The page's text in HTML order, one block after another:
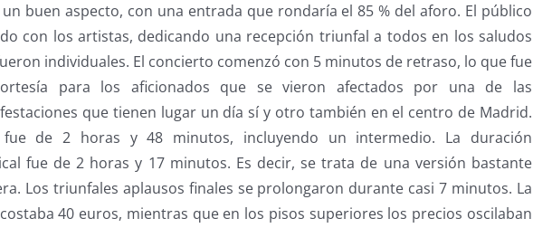
buen aspecto, con una entrada que rondaría el 85 % del aforo. El público
con los artistas, dedicando una recepción triunfal a todos en los saludos
individuales. El concierto comenzó con 5 minutos de retraso, lo que fue
para los aficionados que se vieron afectados por una de las
que tienen lugar un día sí y otro también en el centro de Madrid.
de 2 horas y 48 minutos, incluyendo un intermedio. La duración
fue de 2 horas y 17 minutos. Es decir, se trata de una versión bastante
Los triunfales aplausos finales se prolongaron durante casi 7 minutos. La
40 euros, mientras que en los pisos superiores los precios oscilaban